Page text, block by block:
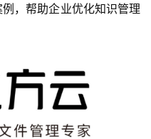
，帮助企业优化知识管理